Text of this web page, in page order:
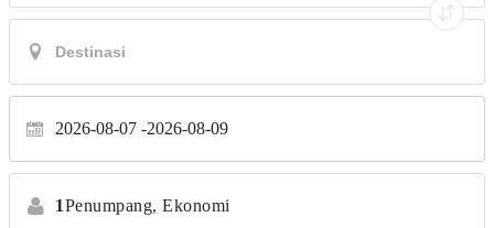
2026-08-07 2026-08-09
1Penumpang, Ekonomi